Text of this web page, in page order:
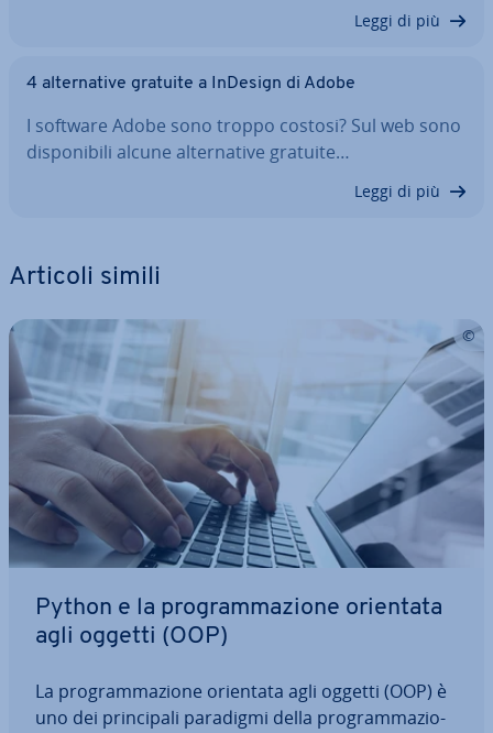
Leggi di più
4 al­ter­na­ti­ve gratuite a InDesign di Adobe
I software Adobe sono troppo costosi? Sul web sono
di­spo­ni­bi­li alcune al­ter­na­ti­ve gratuite…
Leggi di più
Articoli simili
Python e la pro­gram­ma­zio­ne orientata
agli oggetti (OOP)
La pro­gram­ma­zio­ne orientata agli oggetti (OOP) è
uno dei prin­ci­pa­li paradigmi della pro­gram­ma­zio­